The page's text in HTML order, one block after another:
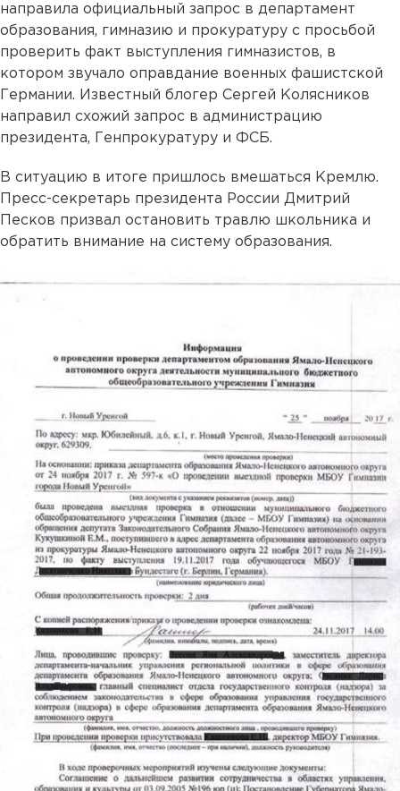
направила официальный запрос в департамент
образования, гимназию и прокуратуру с просьбой
проверить факт выступления гимназистов, в
котором звучало оправдание военных фашистской
Германии. Известный блогер Сергей Колясников
направил схожий запрос в администрацию
президента, Генпрокуратуру и ФСБ.
В ситуацию в итоге пришлось вмешаться Кремлю.
Пресс-секретарь президента России Дмитрий
Песков призвал остановить травлю школьника и
обратить внимание на систему образования.